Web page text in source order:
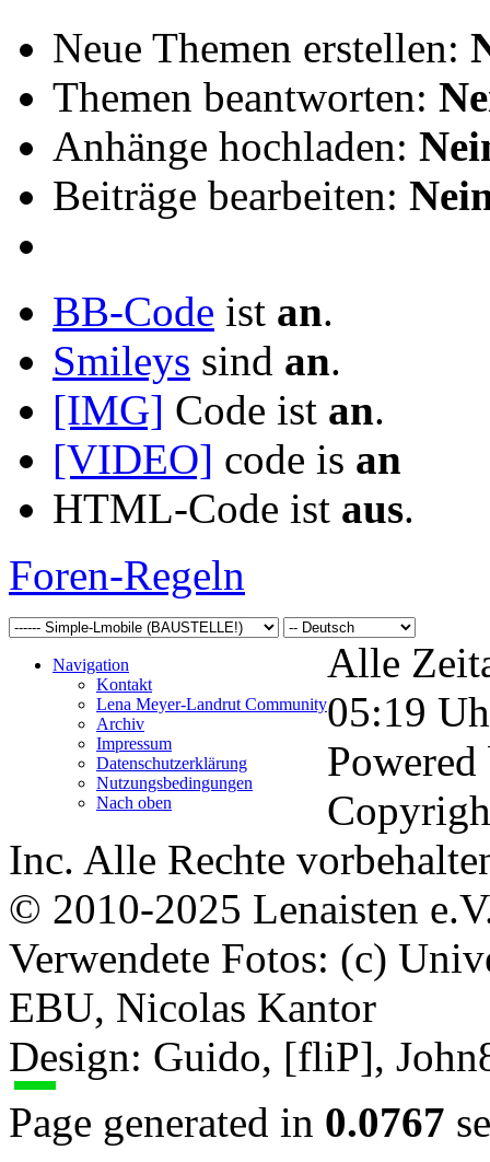
Neue Themen erstellen:
Themen beantworten:
Anhänge hochladen:
Beiträge bearbeiten:
BB-Code ist an.
Smileys sind an.
[IMG] Code ist an.
[VIDEO] code is an
HTML-Code ist aus.
Foren-Regeln
Navigation
Kontakt
Lena Meyer-Landrut Community
Archiv
Impressum
Datenschutzerklärung
Nutzungsbedingungen
Nach oben
Alle
05:19
Inc. Alle Rechte
© 2010-2025 Lenaisten
Verwendete Fotos: (c)
EBU, Nicolas Kantor
Design: Guido, [fliP],
Page generated in 0.0767